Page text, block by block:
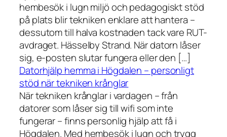
hembesök i lugn miljö och pedagogiskt stöd
på plats blir tekniken enklare att hantera –
dessutom till halva kostnaden tack vare RUT-
avdraget. Hässelby Strand. När datorn låser
sig, e-posten slutar fungera eller den […]
Datorhjälp hemma i Högdalen – personligt
stöd när tekniken krånglar
När tekniken krånglar i vardagen – från
datorer som låser sig till wifi som inte
fungerar – finns personlig hjälp att få i
Högdalen. Med hembesök i lugn och trygg